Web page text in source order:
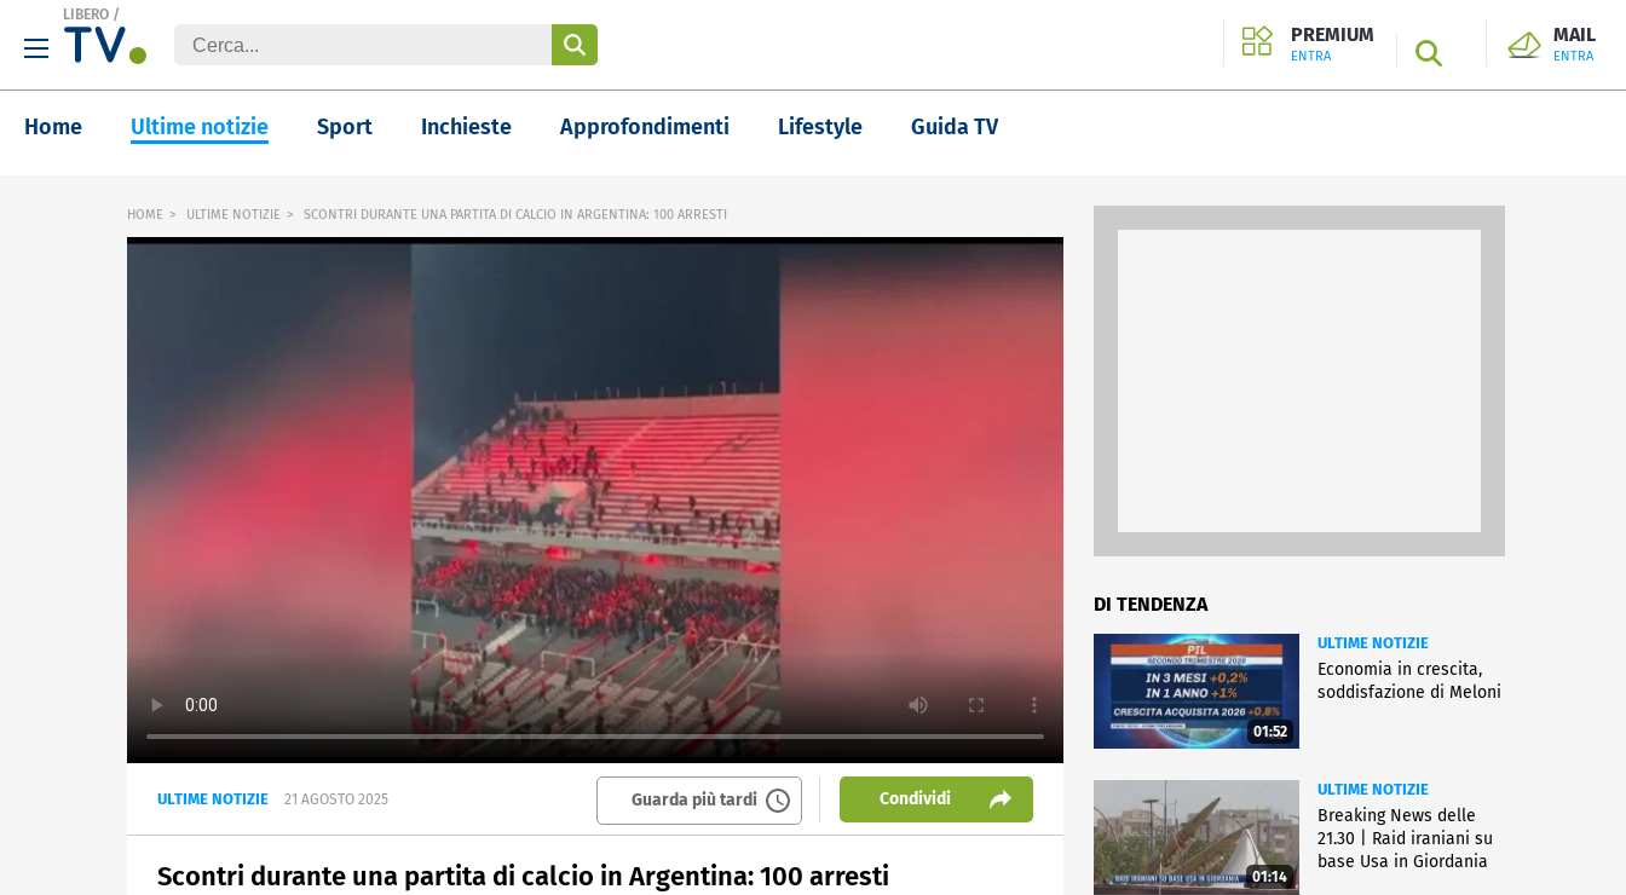
LIBERO /
PREMIUM
ENTRA SEARCH
MAIL
ENTRA
Home Ultime notizie Sport Inchieste Approfondimenti Lifestyle Guida TV
HOME ULTIME NOTIZIE SCONTRI DURANTE UNA PARTITA DI CALCIO IN ARGENTINA: 100 ARRESTI
ULTIME NOTIZIE 21 AGOSTO 2025 Guarda più tardi Condividi
Scontri durante una partita di calcio in Argentina: 100 arresti
DI TENDENZA
01:52
ULTIME NOTIZIE
Economia in crescita,
soddisfazione di Meloni
01:14
ULTIME NOTIZIE
Breaking News delle
21.30 | Raid iraniani su
base Usa in Giordania